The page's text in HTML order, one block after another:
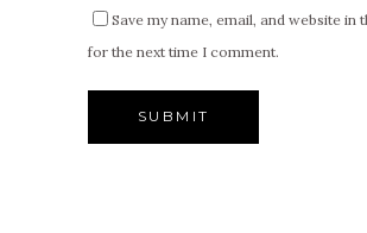
Save my name, email, and website in
for the next time I comment.